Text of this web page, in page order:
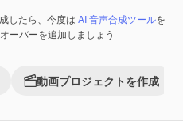
したら、今度は AI 音声合成ツールを
ーバーを追加しましょう
動画プロジェクトを作成